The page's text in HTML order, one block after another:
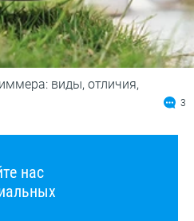
виды, отличия,
3
нас